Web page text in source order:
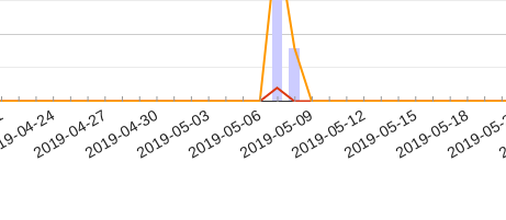
04-24
2019-04-272019-04-302019-05-032019-05-062019-05-092019-05-122019-05-152019-05-18
2019-